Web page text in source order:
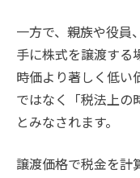
一方で、親族や役員
手に株式を譲渡する
時価より著しく低い
ではなく「税法上の
とみなされます。
譲渡価格で税金を計